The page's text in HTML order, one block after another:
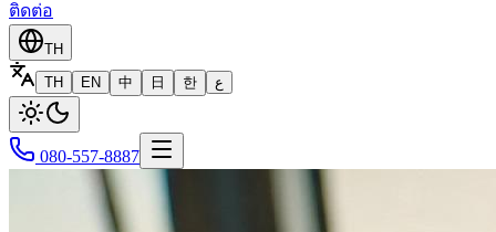
ติดต่อ
TH
TH
EN 中 日 한 ع
080-557-8887